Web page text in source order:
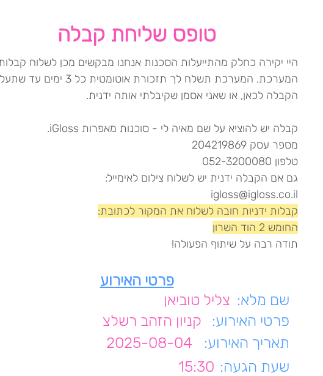
טופס שליחת קבלה
היי יקירה כחלק מהתייעלות הסכנות אנחנו מבקשים מכן לשלוח
המערכת. המערכת תשלח לך תזכורת אוטומטית כל 3
הקבלה לכאן, או שאני אסמן שקיבלתי אותה ידנית.
קבלה יש להוציא על שם מאיה לי - סוכנות מאפרות iGloss.
מספר עסק 204219869
טלפון 052-3200080
גם אם הקבלה ידנית יש לשלוח צילום לאימייל:
igloss@igloss.co.il
קבלות ידניות חובה לשלוח את המקור לכתובת:
החומש 2 הוד השרון
תודה רבה על שיתוף הפעולה!
פרטי האירוע
שם מלא: צליל טוביאן
קניון הזהב רשלצ
פרטי האירוע:
2025-08-04
תאריך האירוע:
15:30 שעת הגעה: